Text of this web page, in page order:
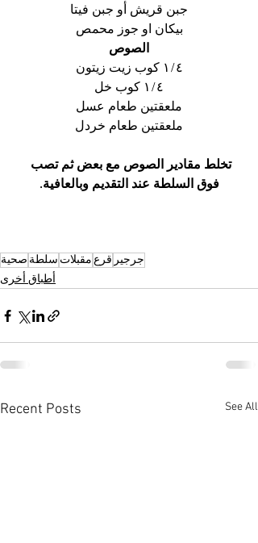
جبن قريش أو جبن فيتا
بيكان او جوز محمص
الصوص
١/٤ كوب زيت زيتون
١/٤ كوب خل
ملعقتين طعام عسل
ملعقتين طعام خردل
تخلط مقادير الصوص مع بعض ثم تصب
فوق السلطة عند التقديم وبالعافية.
صحية سلطة مقبلاتقرع جرجير
أطباق أخرى
Recent Posts See All